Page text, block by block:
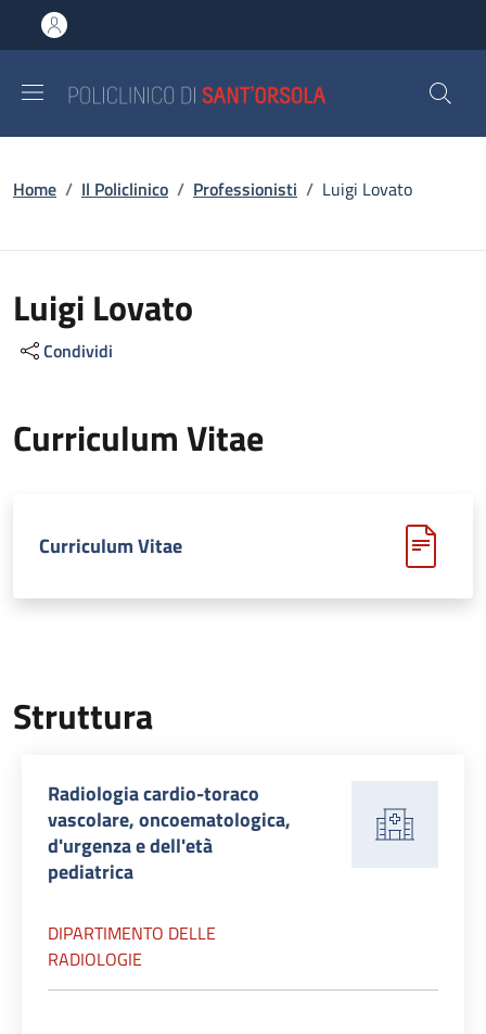
al contenuto principale
to footer content
Briciole di pane
Home / Il Policlinico / Professionisti / Luigi Lovato
Luigi Lovato
Condividi
Curriculum Vitae
Curriculum Vitae
Struttura
Radiologia cardio-toraco
vascolare, oncoematologica,
d'urgenza e dell'età
pediatrica
DIPARTIMENTO DELLE
RADIOLOGIE